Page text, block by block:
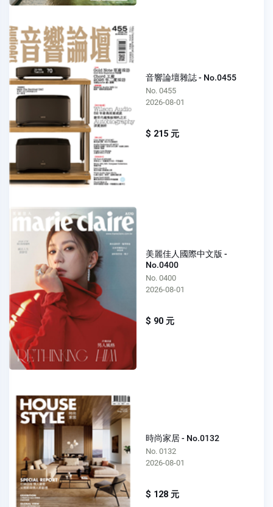
音響論壇雜誌 - No.0455
No. 0455
2026-08-01
$ 215 元
美麗佳人國際中文版 -
No.0400
No. 0400
2026-08-01
$ 90 元
時尚家居 - No.0132
No. 0132
2026-08-01
$ 128 元